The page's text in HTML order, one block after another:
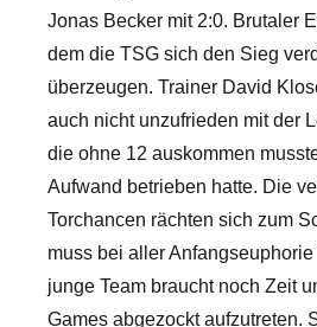
Jonas Becker mit 2:0. Brutaler
dem die TSG sich den Sieg
überzeugen. Trainer David
auch nicht unzufrieden mit der
die ohne 12 auskommen
Aufwand betrieben hatte. Die
Torchancen rächten sich zum
muss bei aller
junge Team braucht noch Zeit
Games abgezockt aufzutreten.